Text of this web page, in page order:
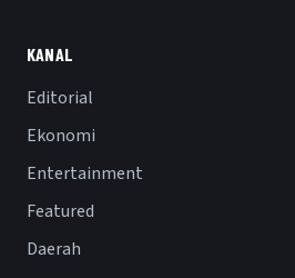
KANAL
Editorial
Ekonomi
Entertainment
Featured
Daerah